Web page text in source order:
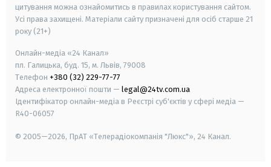
цитування можна ознайомитись в правилах користування сайтом.
Усі права захищені. Матеріали сайту призначені для осіб старше 21
року (21+)
Онлайн-медіа «24 Канал»
пл. Галицька, буд. 15, м. Львів, 79008
Телефон +380 (32) 229-77-77
Адреса електронної пошти — legal@24tv.com.ua
Ідентифікатор онлайн-медіа в Реєстрі суб'єктів у сфері медіа —
R40-06057
© 2005—2026, ПрАТ «Телерадіокомпанія "Люкс"», 24 Канал.